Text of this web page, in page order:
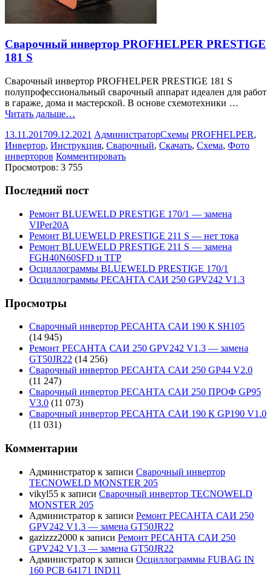
Сварочный инвертор PROFHELPER PRESTIGE
181 S
Сварочный инвертор PROFHELPER PRESTIGE 181 S
полупрофессиональный сварочный аппарат идеален для работ
в гараже, дома и мастерской. В основе схемотехники …
Читать дальше…
13.11.201709.12.2021 АдминистраторСхемы PROFHELPER,
Инвертор, Инструкция, Сварочный, Скачать, Схема, Фото
инверторов Комментировать
Просмотров: 3 755
Последний пост
Ремонт BLUEWELD PRESTIGE 170/1 — замена
VIPer20A
Ремонт BLUEWELD PRESTIGE 211 S — нет тока
Ремонт BLUEWELD PRESTIGE 211 S — замена
FGH40N60SFD и ТГР
Осциллограммы BLUEWELD PRESTIGE 170/1
Осциллограммы РЕСАНТА САИ 250 GPV242 V1.3
Просмотры
Сварочный инвертор РЕСАНТА САИ 190 К SH105
(14 945)
Ремонт РЕСАНТА САИ 250 GPV242 V1.3 — замена
GT50JR22 (14 256)
Сварочный инвертор РЕСАНТА САИ 250 GP44 V2.0
(11 247)
Сварочный инвертор РЕСАНТА САИ 250 ПРОФ GP95
V3.0 (11 073)
Сварочный инвертор РЕСАНТА САИ 190 К GP190 V1.0
(11 031)
Комментарии
Администратор к записи Сварочный инвертор
TECNOWELD MONSTER 205
vikyl55 к записи Сварочный инвертор TECNOWELD
MONSTER 205
Администратор к записи Ремонт РЕСАНТА САИ 250
GPV242 V1.3 — замена GT50JR22
gazizzz2000 к записи Ремонт РЕСАНТА САИ 250
GPV242 V1.3 — замена GT50JR22
Администратор к записи Осциллограммы FUBAG IN
160 PCB 64171 IND11